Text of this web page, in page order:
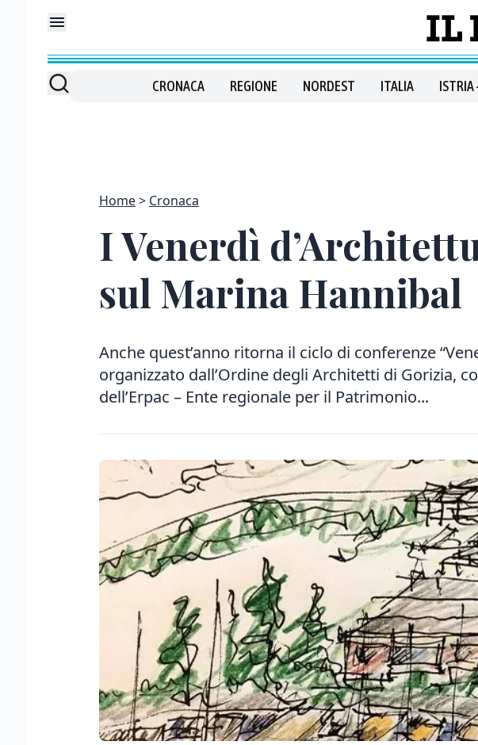
CRONACA REGIONE NORDEST ITALIA ISTRIA
Home Cronaca
I Venerdì
sul Marina Hannibal
Anche quest’anno ritorna il ciclo di conferenze
organizzato dall’Ordine degli Architetti di Gorizia,
dell’Erpac – Ente regionale per il Patrimonio...